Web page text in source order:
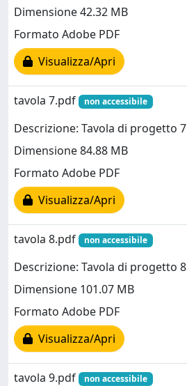
Dimensione 42.32 MB
Formato Adobe PDF
Visualizza/Apri
tavola 7.pdf non accessibile
Descrizione: Tavola di progetto 7
Dimensione 84.88 MB
Formato Adobe PDF
Visualizza/Apri
tavola 8.pdf non accessibile
Descrizione: Tavola di progetto 8
Dimensione 101.07 MB
Formato Adobe PDF
Visualizza/Apri
tavola 9.pdf non accessibile